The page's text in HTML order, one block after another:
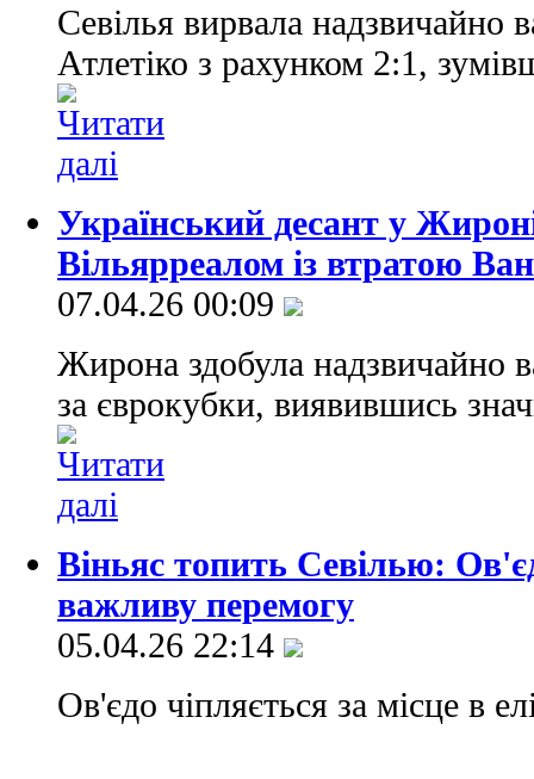
Севілья вирвала надзвичайно
Атлетіко з рахунком 2:1,
Український десант у
Вільярреалом із втратою
07.04.26 00:09
Жирона здобула надзвичайно
за єврокубки, виявившись
Віньяс топить Севілью:
важливу перемогу
05.04.26 22:14
Ов'єдо чіпляється за місце в